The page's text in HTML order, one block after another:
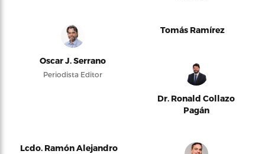
Oscar J. Serrano
Periodista Editor
Tomás Ramírez
Dr. Ronald Collazo
Pagán
Lcdo. Ramón Alejandro